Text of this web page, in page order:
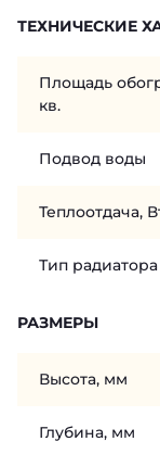
ТЕХНИЧЕСКИЕ
Площадь
кв.
Подвод воды
Теплоотдача,
Тип радиатора
РАЗМЕРЫ
Высота, мм
Глубина, мм